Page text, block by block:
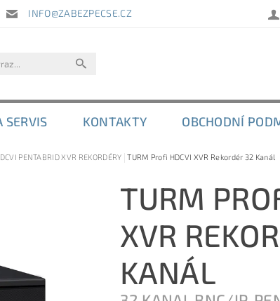
INFO@ZABEZPECSE.CZ
SERVIS KONTAKTY OBCHODNÍ
PENTABRID XVR REKORDÉRY TURM Profi HDCVI XVR Rekordér 32 Kanál
TURM
XVR
KANÁL